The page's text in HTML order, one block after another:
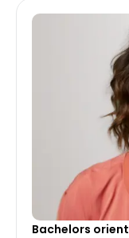
Bachelors